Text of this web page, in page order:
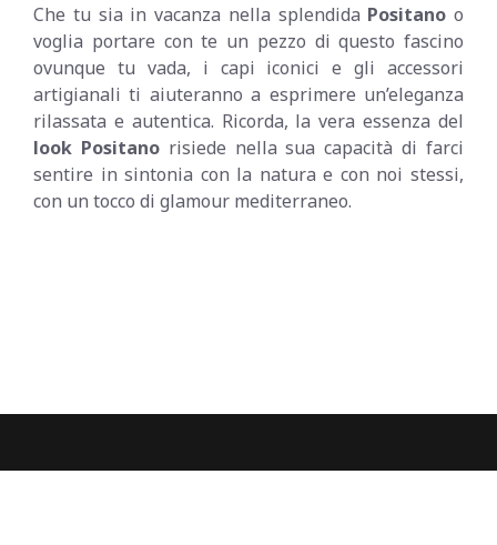
Che tu sia in vacanza nella splendida Positano o
voglia portare con te un pezzo di questo fascino
ovunque tu vada, i capi iconici e gli accessori
artigianali ti aiuteranno a esprimere un’eleganza
rilassata e autentica. Ricorda, la vera essenza del
look Positanorisiede nella sua capacità di farci
sentire in sintonia con la natura e con noi stessi,
con un tocco di glamour mediterraneo.